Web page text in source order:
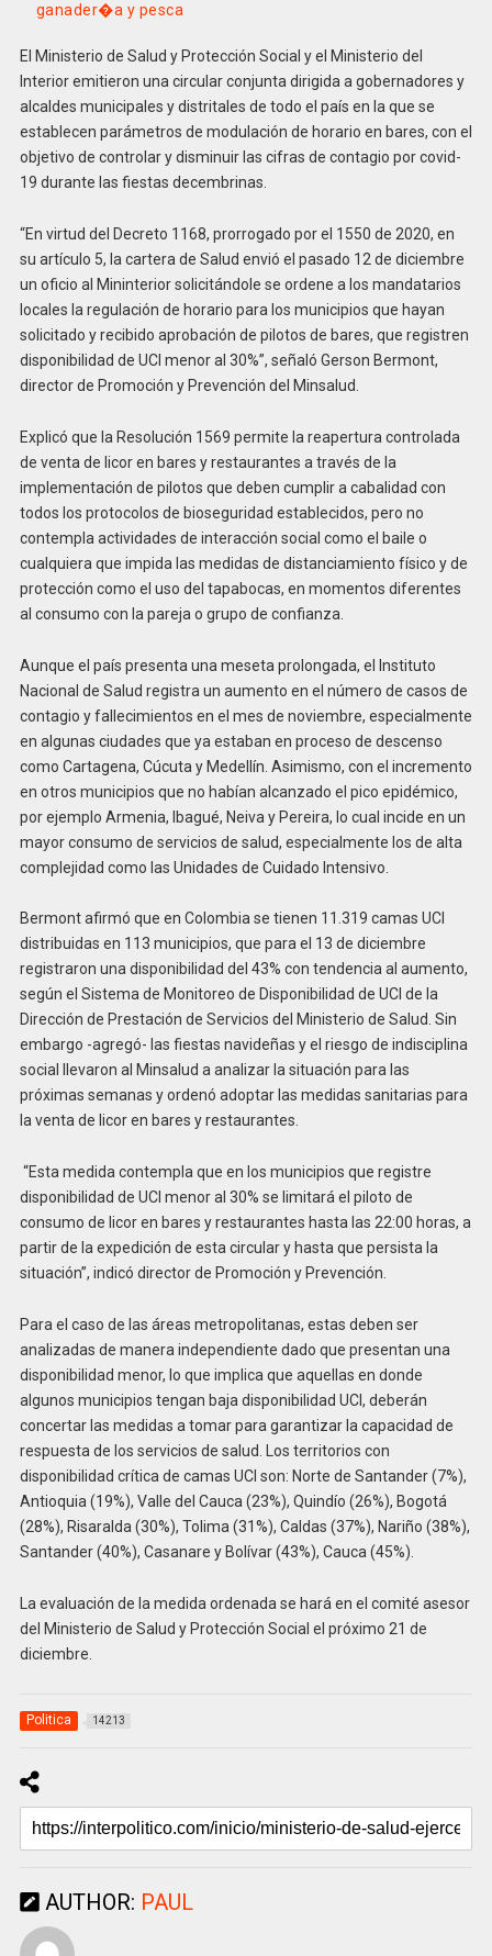
ganader�a y pesca
El Ministerio de Salud y Protección Social y el Ministerio del
Interior emitieron una circular conjunta dirigida a gobernadores y
alcaldes municipales y distritales de todo el país en la que se
establecen parámetros de modulación de horario en bares, con el
objetivo de controlar y disminuir las cifras de contagio por covid-
19 durante las fiestas decembrinas.
“En virtud del Decreto 1168, prorrogado por el 1550 de 2020, en
su artículo 5, la cartera de Salud envió el pasado 12 de diciembre
un oficio al Mininterior solicitándole se ordene a los mandatarios
locales la regulación de horario para los municipios que hayan
solicitado y recibido aprobación de pilotos de bares, que registren
disponibilidad de UCI menor al 30%”, señaló Gerson Bermont,
director de Promoción y Prevención del Minsalud.
Explicó que la Resolución 1569 permite la reapertura controlada
de venta de licor en bares y restaurantes a través de la
implementación de pilotos que deben cumplir a cabalidad con
todos los protocolos de bioseguridad establecidos, pero no
contempla actividades de interacción social como el baile o
cualquiera que impida las medidas de distanciamiento físico y de
protección como el uso del tapabocas, en momentos diferentes
al consumo con la pareja o grupo de confianza.
Aunque el país presenta una meseta prolongada, el Instituto
Nacional de Salud registra un aumento en el número de casos de
contagio y fallecimientos en el mes de noviembre, especialmente
en algunas ciudades que ya estaban en proceso de descenso
como Cartagena, Cúcuta y Medellín. Asimismo, con el incremento
en otros municipios que no habían alcanzado el pico epidémico,
por ejemplo Armenia, Ibagué, Neiva y Pereira, lo cual incide en un
mayor consumo de servicios de salud, especialmente los de alta
complejidad como las Unidades de Cuidado Intensivo.
Bermont afirmó que en Colombia se tienen 11.319 camas UCI
distribuidas en 113 municipios, que para el 13 de diciembre
registraron una disponibilidad del 43% con tendencia al aumento,
según el Sistema de Monitoreo de Disponibilidad de UCI de la
Dirección de Prestación de Servicios del Ministerio de Salud. Sin
embargo -agregó- las fiestas navideñas y el riesgo de indisciplina
social llevaron al Minsalud a analizar la situación para las
próximas semanas y ordenó adoptar las medidas sanitarias para
la venta de licor en bares y restaurantes.
“Esta medida contempla que en los municipios que registre
disponibilidad de UCI menor al 30% se limitará el piloto de
consumo de licor en bares y restaurantes hasta las 22:00 horas, a
partir de la expedición de esta circular y hasta que persista la
situación”, indicó director de Promoción y Prevención.
Para el caso de las áreas metropolitanas, estas deben ser
analizadas de manera independiente dado que presentan una
disponibilidad menor, lo que implica que aquellas en donde
algunos municipios tengan baja disponibilidad UCI, deberán
concertar las medidas a tomar para garantizar la capacidad de
respuesta de los servicios de salud. Los territorios con
disponibilidad crítica de camas UCI son: Norte de Santander (7%),
Antioquia (19%), Valle del Cauca (23%), Quindío (26%), Bogotá
(28%), Risaralda (30%), Tolima (31%), Caldas (37%), Nariño (38%),
Santander (40%), Casanare y Bolívar (43%), Cauca (45%).
La evaluación de la medida ordenada se hará en el comité asesor
del Ministerio de Salud y Protección Social el próximo 21 de
diciembre.
Politica 14213
AUTHOR: PAUL